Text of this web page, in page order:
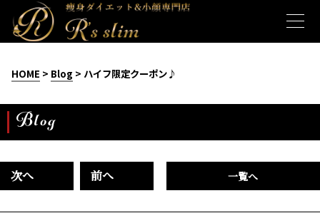
HOME > Blog > ハイフ限定クーポン♪
Blog
次へ 前へ 一覧へ